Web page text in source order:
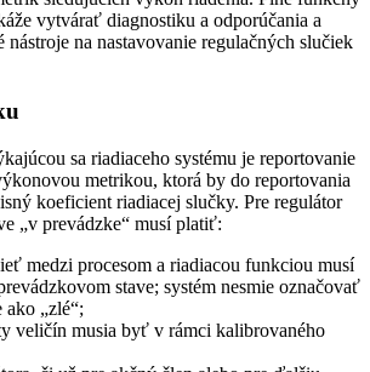
vytvárať diagnostiku a odporúčania a
nástroje na nastavovanie regulačných slučiek
sa riadiaceho systému je reportovanie
metrikou, ktorá by do reportovania
koeficient riadiacej slučky. Pre regulátor
„v prevádzke“ musí platiť:
medzi procesom a riadiacou funkciou musí
stave; systém nesmie označovať
ako „zlé“;
veličín musia byť v rámci kalibrovaného